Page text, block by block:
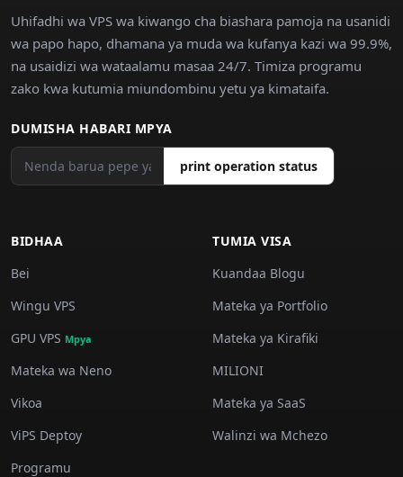
Uhifadhi wa VPS wa kiwango cha biashara pamoja na usanidi
wa papo hapo, dhamana ya muda wa kufanya kazi wa 99.9%,
na usaidizi wa wataalamu masaa 24/7. Timiza programu
zako kwa kutumia miundombinu yetu ya kimataifa.
DUMISHA HABARI MPYA
print operation status
BIDHAA
Bei
Wingu VPS
GPU VPS Mpya
Mateka wa Neno
Vikoa
ViPS Deptoy
Programu
TUMIA VISA
Kuandaa Blogu
Mateka ya Portfolio
Mateka ya Kirafiki
MILIONI
Mateka ya SaaS
Walinzi wa Mchezo